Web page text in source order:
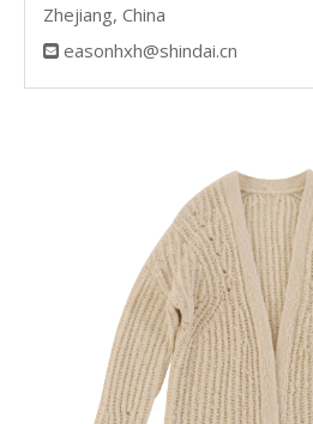
Zhejiang, China
 easonhxh@shindai.cn